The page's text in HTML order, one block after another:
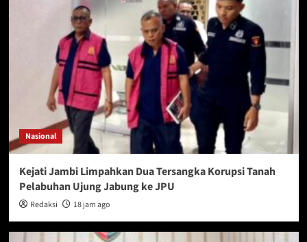
Nasional
Kejati Jambi Limpahkan Dua Tersangka Korupsi Tanah
Pelabuhan Ujung Jabung ke JPU
Redaksi 18 jam ago